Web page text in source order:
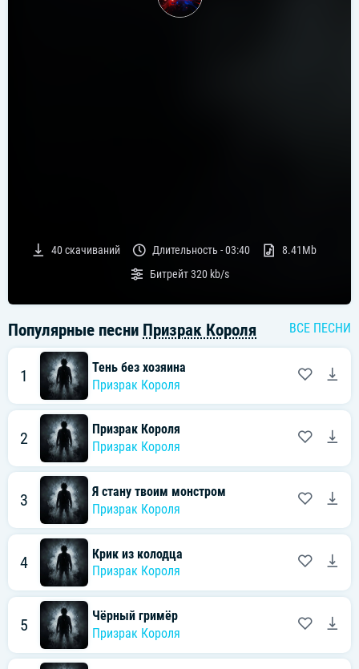
40скачиваний Длительность -03:40
8.41Mb
Битрейт320 kb/s
Популярные песни Призрак Короля ВСЕ ПЕСНИ
1
Тень без хозяина
Призрак Короля
2
Призрак Короля
Призрак Короля
3
Я стану твоим монстром
Призрак Короля
4
Крик из колодца
Призрак Короля
5
Чёрный гримёр
Призрак Короля